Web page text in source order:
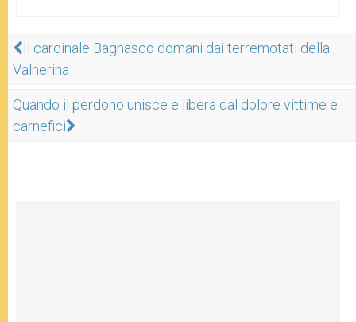
Il cardinale Bagnasco domani dai terremotati della
Valnerina
Quando il perdono unisce e libera dal dolore vittime e
carnefici